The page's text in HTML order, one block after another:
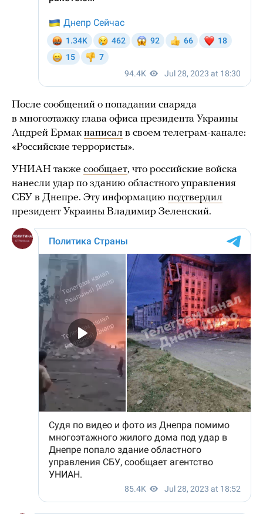
После сообщений о попадании снаряда
в многоэтажку глава офиса президента Украины
Андрей Ермак написал в своем телеграм-канале:
«Российские террористы».
УНИАН также сообщает, что российские войска
нанесли удар по зданию областного управления
СБУ в Днепре. Эту информацию подтвердил
президент Украины Владимир Зеленский.